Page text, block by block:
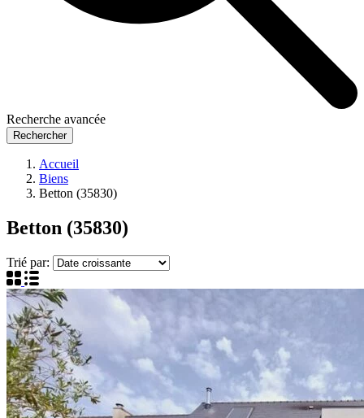
Recherche avancée
Rechercher
Accueil
Biens
Betton (35830)
Betton (35830)
Trié par: